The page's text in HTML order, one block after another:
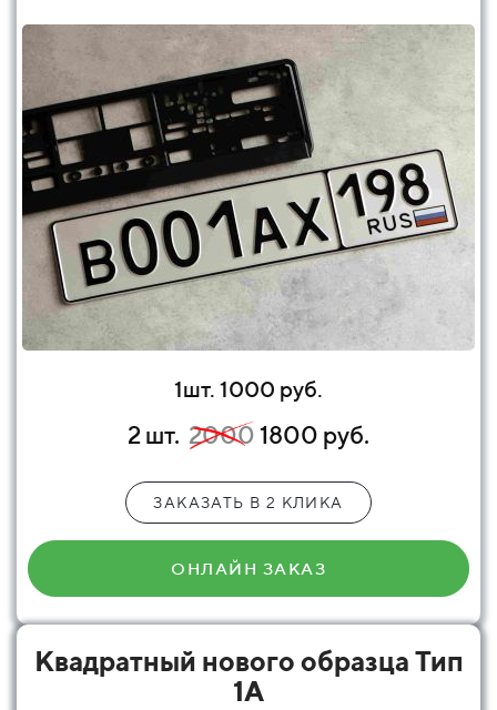
1шт. 1000 руб.
2 шт. 20001800 руб.
ЗАКАЗАТЬ В 2 КЛИКА
ОНЛАЙН ЗАКАЗ
Квадратный нового образца Тип
1А